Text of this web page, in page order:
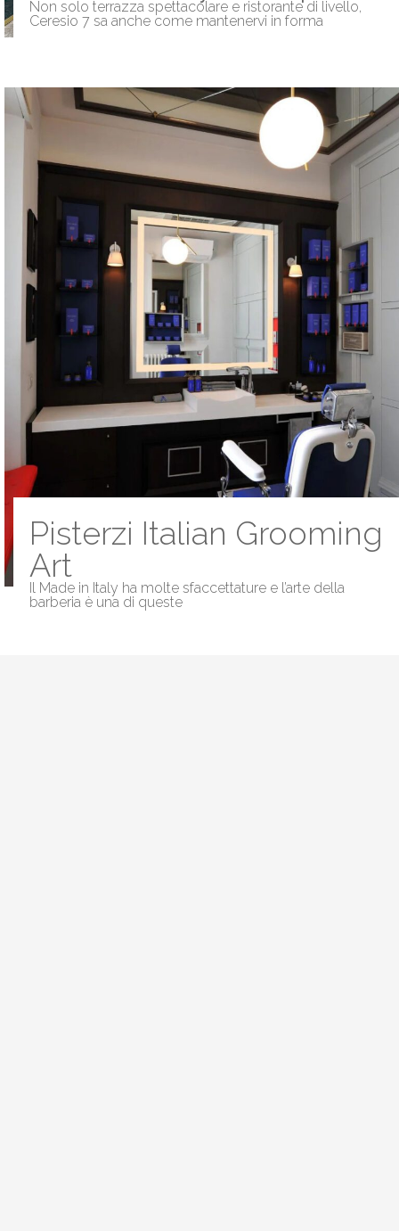
Non solo terrazza spettacolare e ristorante di livello,
Ceresio 7 sa anche come mantenervi in forma
Pisterzi Italian Grooming
Art
Il Made in Italy ha molte sfaccettature e l’arte della
barberia è una di queste